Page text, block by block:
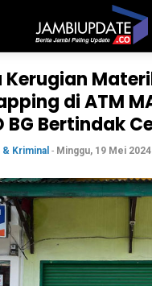
Kerugian
di ATM
BG Bertindak
Kriminal - Minggu, 19 Mei